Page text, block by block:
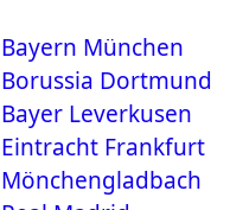
Bayern München
Borussia Dortmund
Bayer Leverkusen
Eintracht Frankfurt
Mönchengladbach